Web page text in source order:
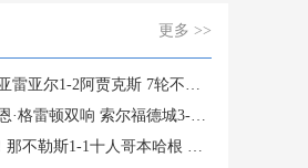
更多 >>
贾克斯 7轮不胜仅积1分列倒数第二
响 索尔福德城3-2斯文登晋级将战曼城
人哥本哈根 麦克托米奈破门德莱尼直红